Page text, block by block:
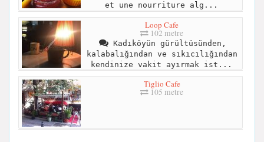
et une nourriture alg...
Loop Cafe
102 metre
Kadıköyün gürültüsünden,
kalabalığından ve sıkıcılığından
kendinize vakit ayırmak ist...
Tiglio Cafe
105 metre